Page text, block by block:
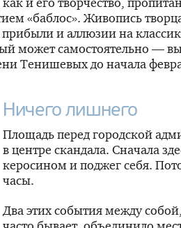
«баблос». Живопись
и аллюзии на
может самостоятельно —
Тенишевых до начала
Ничего лишнего
Площадь перед городской
в центре скандала. Сначала
керосином и поджег себя.
часы.
Два этих события между